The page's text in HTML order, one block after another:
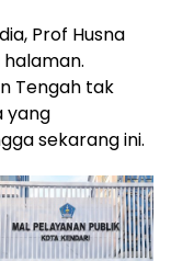
Prof Husna
Tengah tak
yang
sekarang ini.